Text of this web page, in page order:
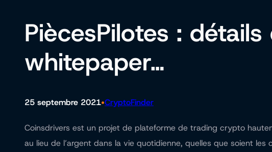
PiècesPilotes :
whitepaper…
25 septembre 2021•CryptoFinder
Coinsdrivers est un projet de plateforme de trading crypto
au lieu de l’argent dans la vie quotidienne, quelles que soient